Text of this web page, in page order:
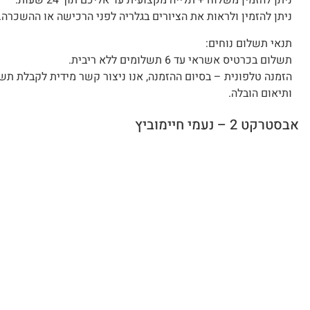
ניתן להזמין ולראות את הציורים בגלריה לפני הרכישה או
תנאי תשלום נוחים:
תשלום בכרטיס אשראי עד 6 תשלומים ללא ריבית.
הזמנה טלפונית – בסיום ההזמנה, אנו ניצור קשר מידית לקבלת
ותיאום הובלה.
אבסטרקט 2 – נעמי חיימוביץ